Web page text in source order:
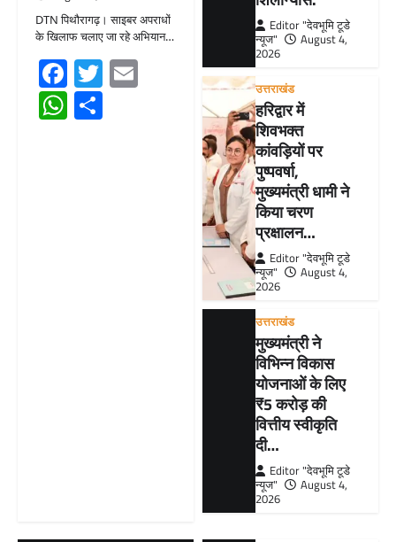
DTN पिथौरागढ़। साइबर अपराधों
के खिलाफ चलाए जा रहे अभियान…
Facebook
TwitterEmail
WhatsApp
Editor "देवभूमि टूडे
न्यूज"
August 4,
2026
उत्तराखंड
हरिद्वार में
शिवभक्त
कांवड़ियों पर
पुष्पवर्षा,
मुख्यमंत्री धामी ने
किया चरण
प्रक्षालन…
Editor "देवभूमि टूडे
न्यूज"
August 4,
2026
उत्तराखंड
मुख्यमंत्री ने
विभिन्न विकास
योजनाओं के लिए
₹5 करोड़ की
वित्तीय स्वीकृति
दी…
Editor "देवभूमि टूडे
न्यूज"
August 4,
2026